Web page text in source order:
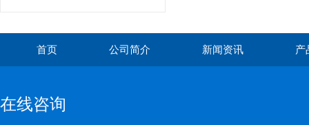
首页 公司简介 新闻资讯 产
在线咨询